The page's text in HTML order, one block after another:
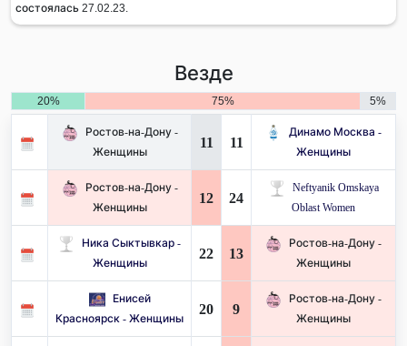
состоялась 27.02.23.
Везде
20% 75% 5%
Ростов-на-Дону -
Женщины
11 11
Динамо Москва -
Женщины
Ростов-на-Дону -
Женщины
12 24
Neftyanik Omskaya
Oblast Women
Ника Сыктывкар -
Женщины
22 13
Ростов-на-Дону -
Женщины
Енисей
Красноярск - Женщины
20 9
Ростов-на-Дону -
Женщины